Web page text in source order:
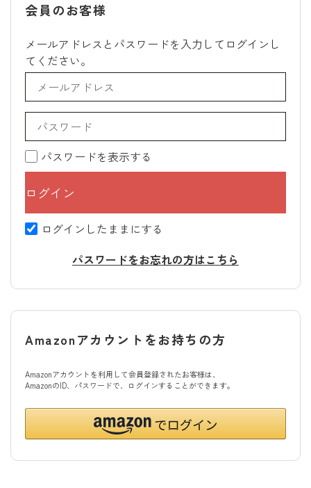
会員のお客様
メールアドレスとパスワードを入力してログインし
てください。
パスワードを表示する
ログインしたままにする
パスワードをお忘れの方はこちら
Amazonアカウントをお持ちの方
Amazonアカウントを利用して会員登録されたお客様は、
AmazonのID、パスワードで、ログインすることができます。